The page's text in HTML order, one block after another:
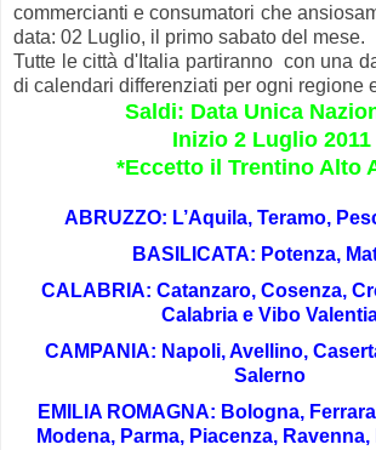
commercianti e consumatori che
data: 02 Luglio, il primo sabato del mese.
Tutte le città d'Italia partiranno con una
di calendari differenziati per ogni regione
Saldi: Data Unica
Inizio 2 Luglio 2011
*Eccetto il Trentino Alto
ABRUZZO: L’Aquila, Teramo,
BASILICATA: Potenza,
CALABRIA: Catanzaro, Cosenza,
Calabria e Vibo
CAMPANIA: Napoli, Avellino,
Salerno
EMILIA ROMAGNA: Bologna,
Modena, Parma, Piacenza,